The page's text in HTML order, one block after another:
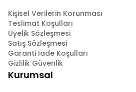
Kişisel Verilerin Korunması
Teslimat Koşulları
Üyelik Sözleşmesi
Satış Sözleşmesi
Garanti İade Koşulları
Gizlilik Güvenlik
Kurumsal